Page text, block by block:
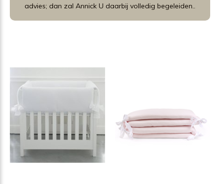
advies; dan zal Annick U daarbij volledig begeleiden..